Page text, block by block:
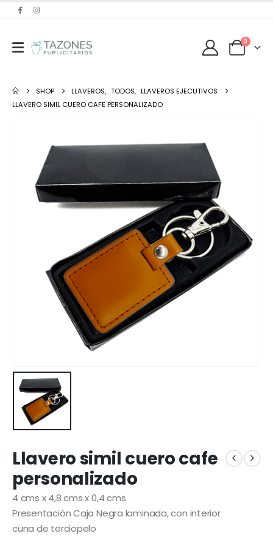
0
SHOP LLAVEROS, TODOS, LLAVEROS EJECUTIVOS
LLAVERO SIMIL CUERO CAFE PERSONALIZADO
Llavero simil cuero cafe
personalizado
4 cms x 4,8 cms x 0,4 cms
Presentación Caja Negra laminada, con interior
cuna de terciopelo